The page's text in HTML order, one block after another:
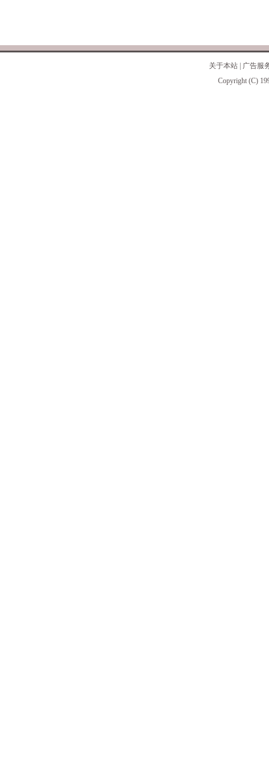
关于本站
广告服
Copyright (C)